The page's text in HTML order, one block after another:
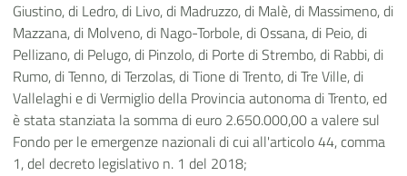
Giustino, di Ledro, di Livo, di Madruzzo, di Malè, di Massimeno, di
Mazzana, di Molveno, di Nago-Torbole, di Ossana, di Peio, di
Pellizano, di Pelugo, di Pinzolo, di Porte di Strembo, di Rabbi, di
Rumo, di Tenno, di Terzolas, di Tione di Trento, di Tre Ville, di
Vallelaghi e di Vermiglio della Provincia autonoma di Trento, ed
è stata stanziata la somma di euro 2.650.000,00 a valere sul
Fondo per le emergenze nazionali di cui all'articolo 44, comma
1, del decreto legislativo n. 1 del 2018;